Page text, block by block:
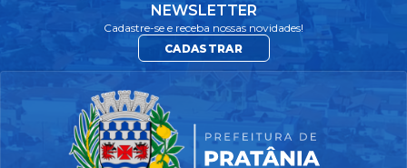
NEWSLETTER
Cadastre-se e receba nossas novidades!
CADASTRAR